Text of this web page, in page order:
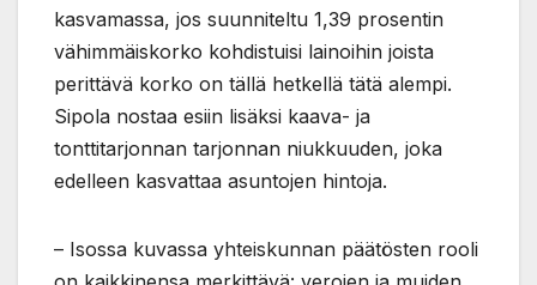
kasvamassa, jos suunniteltu 1,39 prosentin
vähimmäiskorko kohdistuisi lainoihin joista
perittävä korko on tällä hetkellä tätä alempi.
Sipola nostaa esiin lisäksi kaava- ja
tonttitarjonnan tarjonnan niukkuuden, joka
edelleen kasvattaa asuntojen hintoja.
– Isossa kuvassa yhteiskunnan päätösten rooli